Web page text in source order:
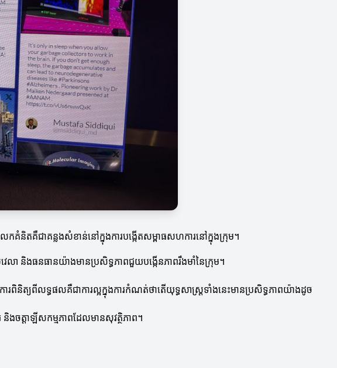
តគឺជាគន្លងសំខាន់នៅក្នុងការបង្កើតសម្ពាធសហការនៅក្នុងក្រុម។
ា និងធនធានយ៉ាងមានប្រសិទ្ធភាពជួយបង្កើនភាពរឹងមាំនៃក្រុម។
រពិនិត្យពីលទ្ធផលគឺជាការល្អក្នុងការកំណត់ថាតើយុទ្ធសាស្ត្រទាំងនេះមានប្រសិទ្ធភាពយ៉ាងដូច
ងចត្តាឡីសកម្មភាពដែលមានសុវត្ថិភាព។